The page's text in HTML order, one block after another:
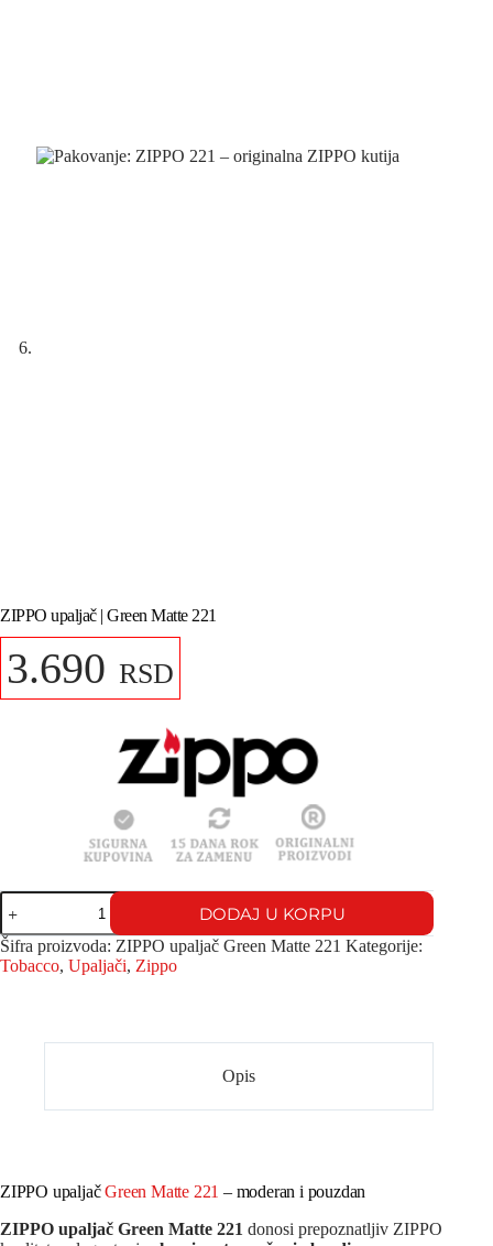
ZIPPO upaljač | Green Matte 221
3.690 RSD
DODAJ U KORPU
Šifra proizvoda: ZIPPO upaljač Green Matte 221 Kategorije:
Tobacco, Upaljači, Zippo
Opis
ZIPPO upaljačGreen Matte 221 – moderan i pouzdan
ZIPPO upaljač Green Matte 221 donosi prepoznatljiv ZIPPO